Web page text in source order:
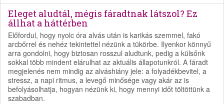
Eleget aludtál, mégis fáradtnak látszol? Ez
állhat a háttérben
Előfordul, hogy nyolc óra alvás után is karikás szemmel, fakó
arcbőrrel és nehéz tekintettel nézünk a tükörbe. Ilyenkor könnyű
arra gondolni, hogy biztosan rosszul aludtunk, pedig a külsőnk
sokkal több mindent elárulhat az aktuális állapotunkról. A fáradt
megjelenés nem mindig az alváshiány jele: a folyadékbevitel, a
stressz, a napi ritmus, a levegő minősége vagy akár az is
befolyásolhatja, hogyan nézünk ki, hogy mennyi időt töltöttünk a
szabadban.